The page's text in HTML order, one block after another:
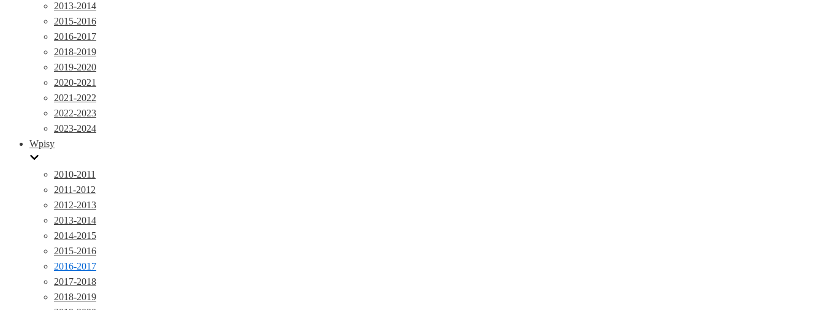
2013-2014
2015-2016
2016-2017
2018-2019
2019-2020
2020-2021
2021-2022
2022-2023
2023-2024
Wpisy
2010-2011
2011-2012
2012-2013
2013-2014
2014-2015
2015-2016
2016-2017
2017-2018
2018-2019